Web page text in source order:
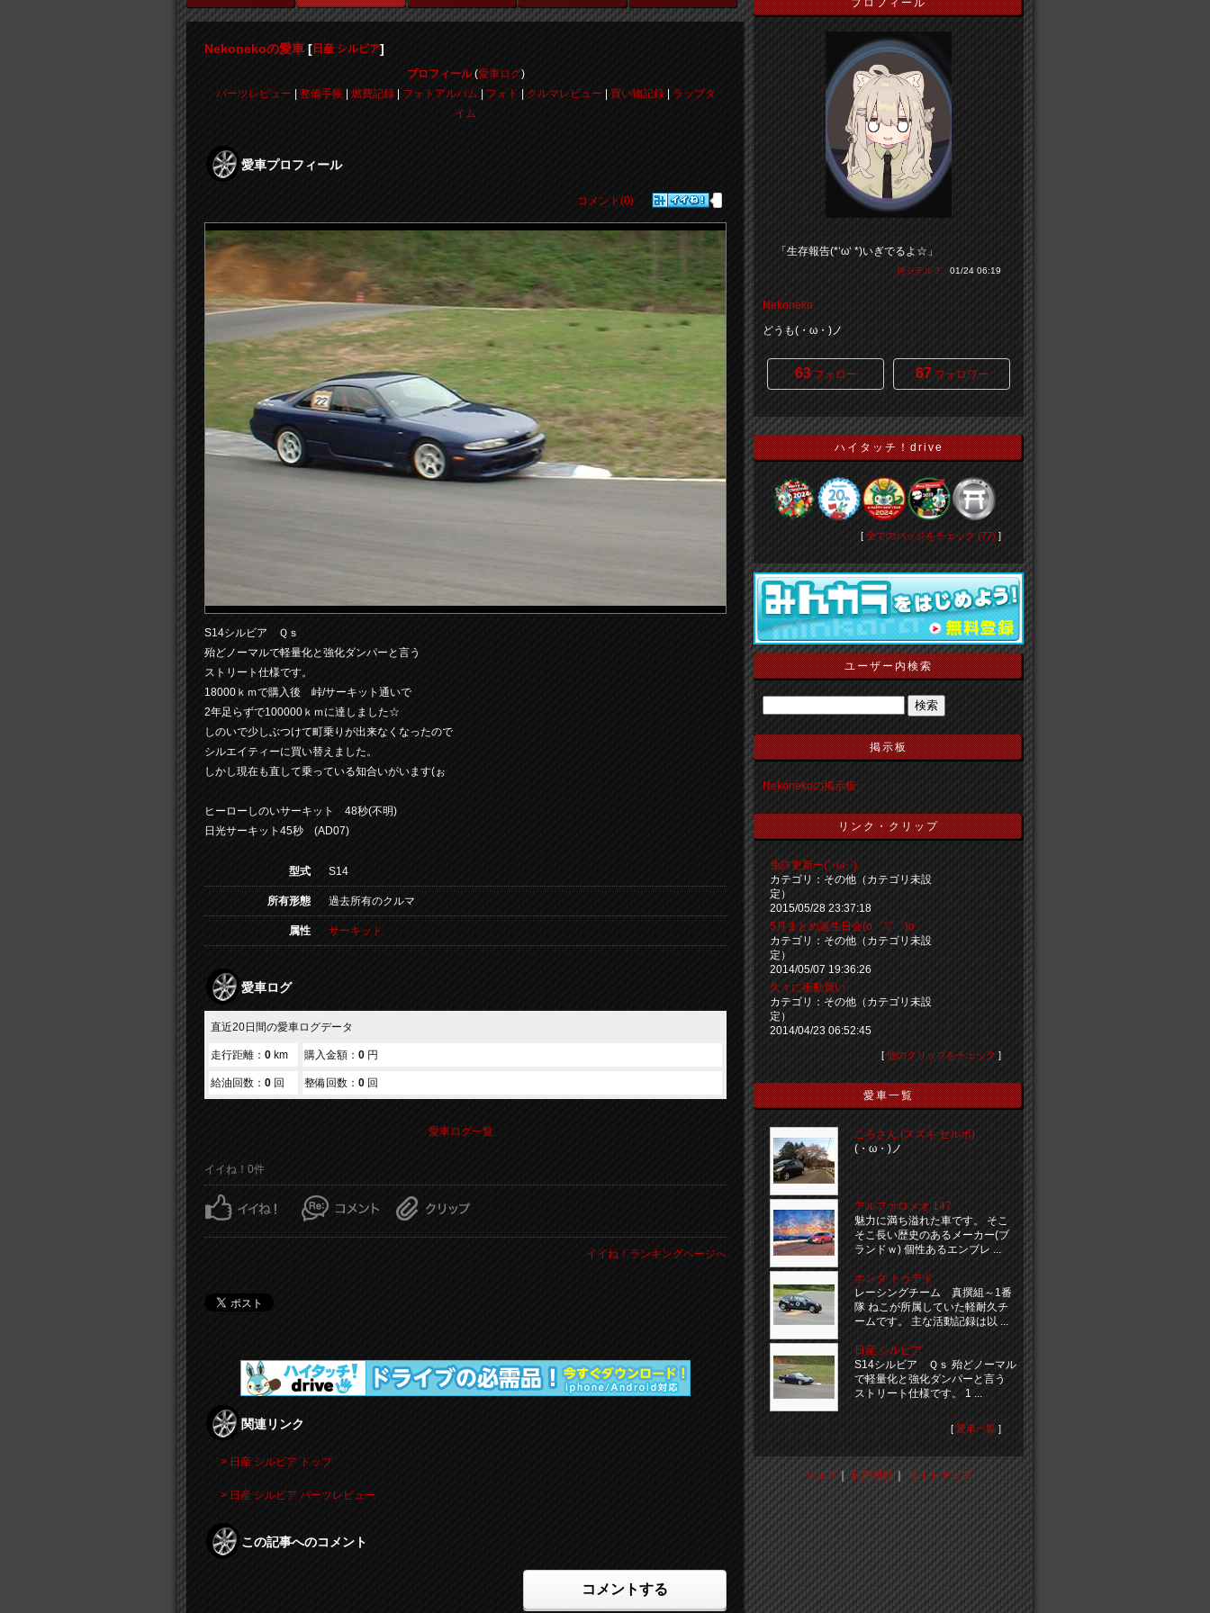
Nekonekoの愛車 [ 日産 シルビア]
プロフィール(愛車ログ)
パーツレビュー
整備手帳| 燃費記録| フォトアルバム フォト クルマレビュー 買い物記録|
ラップタ
イム
愛車プロフィール
コメント(0)
S14シルビア Ｑｓ
殆どノーマルで軽量化と強化ダンパーと言う
ストリート仕様です。
18000ｋｍで購入後 峠/サーキット通いで
2年足らずで100000ｋｍに達しました☆
しのいで少しぶつけて町乗りが出来なくなったので
シルエイティーに買い替えました。
しかし現在も直して乗っている知合いがいます(ぉ
ヒーローしのいサーキット 48秒(不明)
日光サーキット45秒 (AD07)
型式 S14
所有形態 過去所有のクルマ
属性 サーキット
愛車ログ
直近20日間の愛車ログデータ
走行距離： 0 km 購入金額： 0 円
給油回数： 0 回 整備回数： 0 回
愛車ログ一覧
イイね！0件
イイね！ランキングページへ
関連リンク
> 日産 シルビア トップ
> 日産 シルビア パーツレビュー
この記事へのコメント
コメントする
プロフィール
「生存報告(*‘ω‘ *)いぎでるよ☆」
何シテル？ 01/24 06:19
Nekoneko
どうも(・ω・)ノ
63フォロー 67 フォロワー
ハイタッチ！drive
[ 全てのバッジをチェック (77) ]
ユーザー内検索
掲示板
Nekonekoの掲示板
リンク・クリップ
免許更新ー(´･ω･`)
カテゴリ：その他（カテゴリ未設
定）
2015/05/28 23:37:18
5月まとめ誕生日会(o゜▽゜)o
カテゴリ：その他（カテゴリ未設
定）
2014/05/07 19:36:26
久々に衝動買い
カテゴリ：その他（カテゴリ未設
定）
2014/04/23 06:52:45
[ 他のクリップをチェック ]
愛車一覧
ころさん (スズキ セルボ)
(・ω・)ノ
アルファロメオ 147
魅力に満ち溢れた車です。 そこ
そこ長い歴史のあるメーカー(ブ
ランドｗ) 個性あるエンブレ ...
ホンダ トゥデイ
レーシングチーム 真撰組～1番
隊 ねこが所属していた軽耐久チ
ームです。 主な活動記録は以 ...
日産 シルビア
S14シルビア Ｑｓ 殆どノーマル
で軽量化と強化ダンパーと言う
ストリート仕様です。 1 ...
[ 愛車一覧 ]
ヘルプ｜利用規約｜サイトマップ